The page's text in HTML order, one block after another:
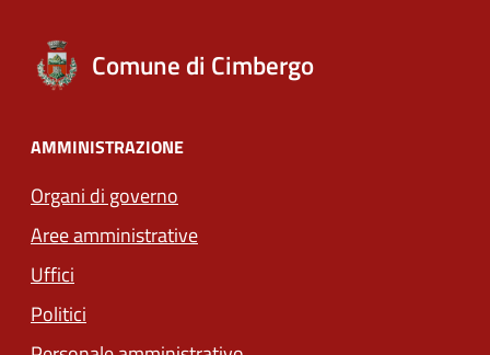
Comune di Cimbergo
AMMINISTRAZIONE
Organi di governo
Aree amministrative
Uffici
Politici